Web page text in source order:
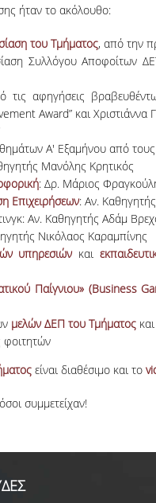
ήταν το ακόλουθο:
του Τμήματος, από την
Συλλόγου Αποφοίτων
αφηγήσεις
Award” και
Α' Εξαμήνου από τους
Μανόλης Κρητικός
: Δρ. Μάριος
Επιχειρήσεων: Αν.
Αν. Καθηγητής Αδάμ
Νικόλαος Καραμπίνης
υπηρεσιών και
Παίγνιου» (Business
μελών ΔΕΠ του Τμήματοςκαι
φοιτητών
είναι διαθέσιμο και το
συμμετείχαν!